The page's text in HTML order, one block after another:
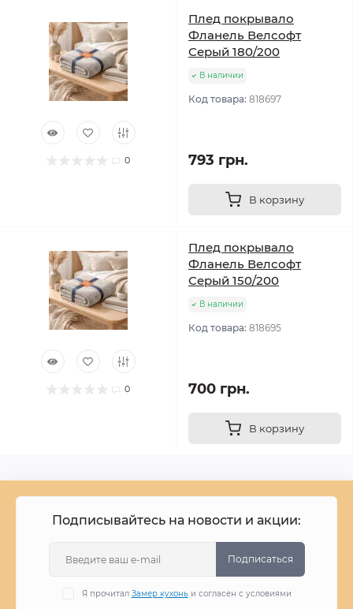
0
Плед покрывало
Фланель Велсофт
Серый 180/200
В наличии
Код товара: 818697
793 грн.
В корзину
0
Плед покрывало
Фланель Велсофт
Серый 150/200
В наличии
Код товара: 818695
700 грн.
В корзину
Подписывайтесь на новости и акции:
Подписаться
Я прочитал Замер кухоньи согласен с условиями